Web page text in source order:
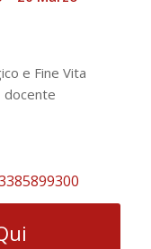
e Fine Vita
docente